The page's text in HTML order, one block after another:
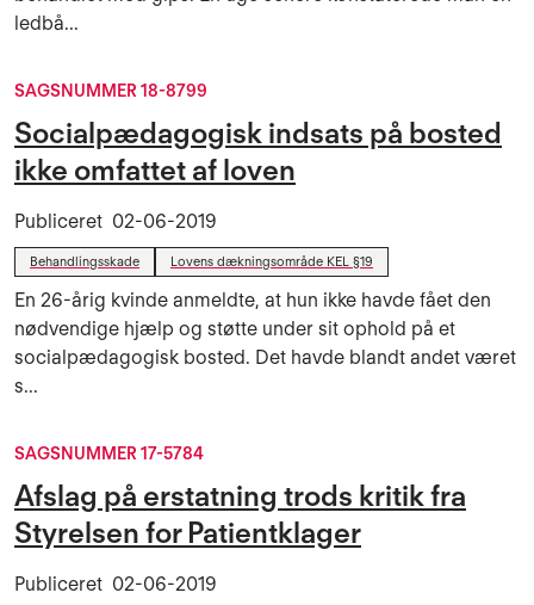
ledbå...
SAGSNUMMER 18-8799
Socialpædagogisk indsats på bosted
ikke omfattet af loven
Publiceret 02-06-2019
Behandlingsskade Lovens dækningsområde KEL §19
En 26-årig kvinde anmeldte, at hun ikke havde fået den
nødvendige hjælp og støtte under sit ophold på et
socialpædagogisk bosted. Det havde blandt andet været
s...
SAGSNUMMER 17-5784
Afslag på erstatning trods kritik fra
Styrelsen for Patientklager
Publiceret 02-06-2019